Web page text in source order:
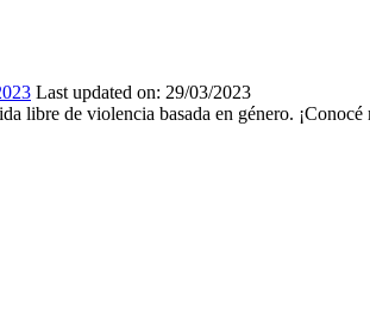
Last updated on: 29/03/2023
libre de violencia basada en género.